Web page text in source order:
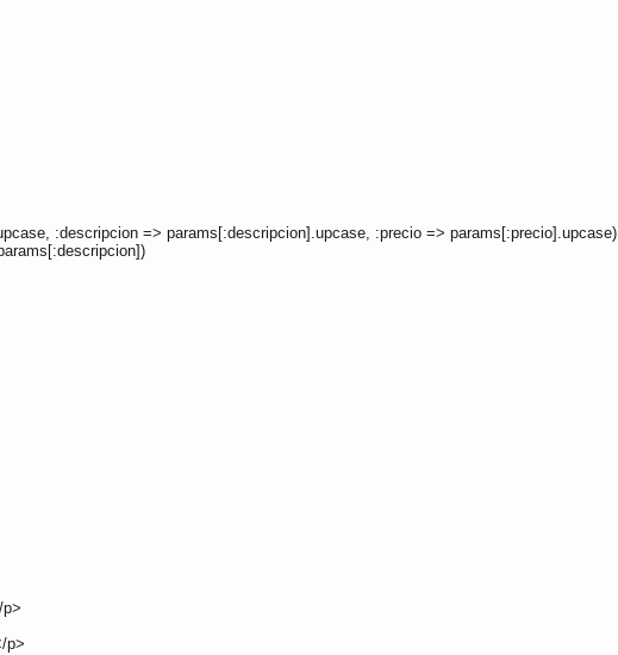
:descripcion => params[:descripcion].upcase, :precio => params[:precio].upcase)
p>